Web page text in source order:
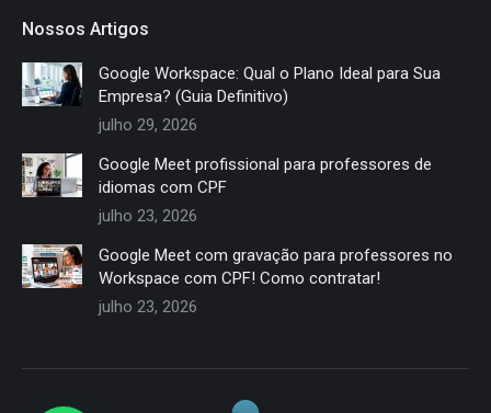
Nossos Artigos
Google Workspace: Qual o Plano Ideal para Sua
Empresa? (Guia Definitivo)
julho 29, 2026
Google Meet profissional para professores de
idiomas com CPF
julho 23, 2026
Google Meet com gravação para professores no
Workspace com CPF! Como contratar!
julho 23, 2026